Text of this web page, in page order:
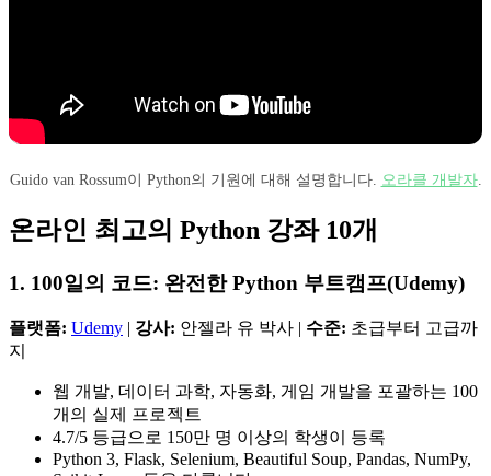
Guido van Rossum이 Python의 기원에 대해 설명합니다. 오라클 개발자.
온라인 최고의 Python 강좌 10개
1. 100일의 코드: 완전한 Python 부트캠프(Udemy)
플랫폼: Udemy | 강사: 안젤라 유 박사 | 수준: 초급부터 고급까
지
웹 개발, 데이터 과학, 자동화, 게임 개발을 포괄하는 100
개의 실제 프로젝트
4.7/5 등급으로 150만 명 이상의 학생이 등록
Python 3, Flask, Selenium, Beautiful Soup, Pandas, NumPy,